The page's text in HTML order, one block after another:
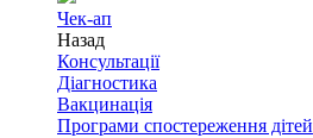
Чек-ап
Назад
Консультації
Діагностика
Вакцинація
Програми спостереження дітей